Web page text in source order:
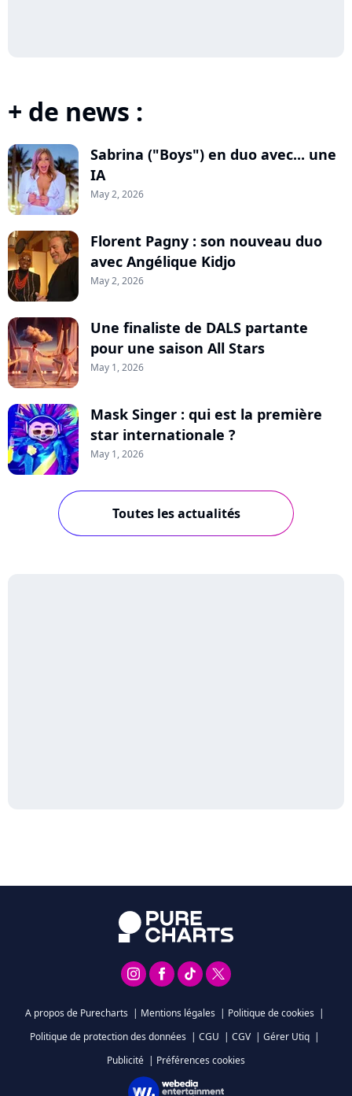
+ de news :
Sabrina ("Boys") en duo avec... une
IA
May 2, 2026
Florent Pagny : son nouveau duo
avec Angélique Kidjo
May 2, 2026
Une finaliste de DALS partante
pour une saison All Stars
May 1, 2026
Mask Singer : qui est la première
star internationale ?
May 1, 2026
Toutes les actualités
A propos de Purecharts | Mentions légales | Politique de cookies |
Politique de protection des données | CGU | CGV | Gérer Utiq |
Publicité | Préférences cookies